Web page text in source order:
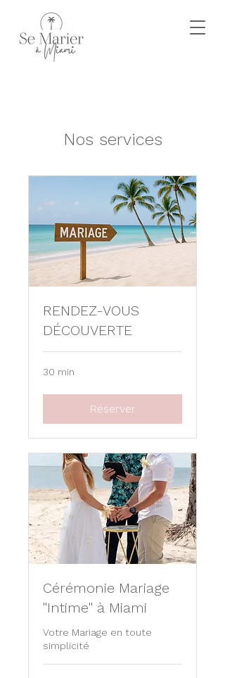
Nos services
RENDEZ-VOUS
DÉCOUVERTE
30 min
Réserver
Cérémonie Mariage
"Intime" à Miami
Votre Mariage en toute
simplicité